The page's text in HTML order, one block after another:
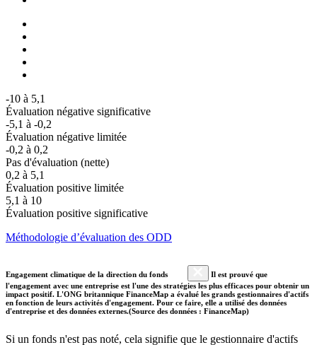
-10 à 5,1
Évaluation négative significative
-5,1 à -0,2
Évaluation négative limitée
-0,2 à 0,2
Pas d'évaluation (nette)
0,2 à 5,1
Évaluation positive limitée
5,1 à 10
Évaluation positive significative
Méthodologie d’évaluation des ODD
Engagement climatique de la direction du fonds
Il est prouvé que
l'engagement avec une entreprise est l'une des stratégies les plus efficaces pour obtenir un
impact positif. L'ONG britannique FinanceMap a évalué les grands gestionnaires d'actifs
en fonction de leurs activités d'engagement. Pour ce faire, elle a utilisé des données
d'entreprise et des données externes.(Source des données : FinanceMap)
Si un fonds n'est pas noté, cela signifie que le gestionnaire d'actifs